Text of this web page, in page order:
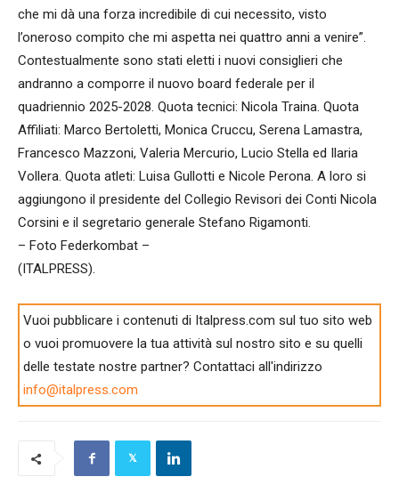
che mi dà una forza incredibile di cui necessito, visto
l’oneroso compito che mi aspetta nei quattro anni a venire”.
Contestualmente sono stati eletti i nuovi consiglieri che
andranno a comporre il nuovo board federale per il
quadriennio 2025-2028. Quota tecnici: Nicola Traina. Quota
Affiliati: Marco Bertoletti, Monica Cruccu, Serena Lamastra,
Francesco Mazzoni, Valeria Mercurio, Lucio Stella ed Ilaria
Vollera. Quota atleti: Luisa Gullotti e Nicole Perona. A loro si
aggiungono il presidente del Collegio Revisori dei Conti Nicola
Corsini e il segretario generale Stefano Rigamonti.
– Foto Federkombat –
(ITALPRESS).
Vuoi pubblicare i contenuti di Italpress.com sul tuo sito web
o vuoi promuovere la tua attività sul nostro sito e su quelli
delle testate nostre partner? Contattaci all'indirizzo
info@italpress.com